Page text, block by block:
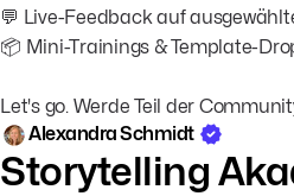
💬 Live-Feedback auf
📦 Mini-Trainings & Template-
Let's go. Werde Teil der
Alexandra Schmidt
Storytelling